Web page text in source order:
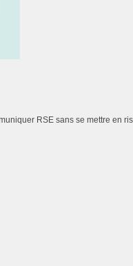
RSE sans se mettre en